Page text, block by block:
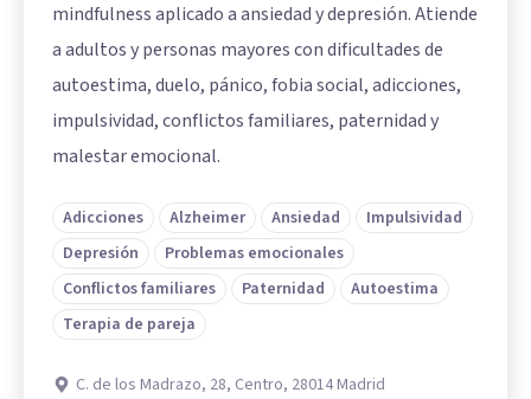
mindfulness aplicado a ansiedad y depresión. Atiende
a adultos y personas mayores con dificultades de
autoestima, duelo, pánico, fobia social, adicciones,
impulsividad, conflictos familiares, paternidad y
malestar emocional.
Adicciones Alzheimer Ansiedad
Impulsividad
Depresión
Problemas emocionales
Conflictos familiares
Paternidad
Autoestima
Terapia de pareja
C. de los Madrazo, 28, Centro, 28014 Madrid